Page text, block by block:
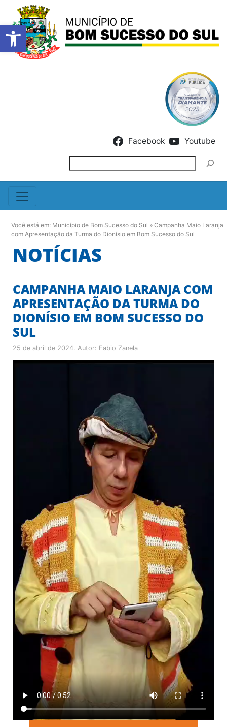
Barra de Ferramentas
Facebook Youtube
Você está em: Município de Bom Sucesso do Sul » Campanha Maio Laranja
com Apresentação da Turma do Dionísio em Bom Sucesso do Sul
NOTÍCIAS
CAMPANHA MAIO LARANJA COM
APRESENTAÇÃO DA TURMA DO
DIONÍSIO EM BOM SUCESSO DO
SUL
25 de abril de 2024. Autor: Fabio Zanela